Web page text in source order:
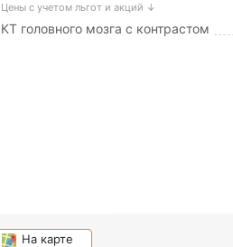
Цены с учетом льгот и акций ↓
КТ головного мозга с контрастом
На карте